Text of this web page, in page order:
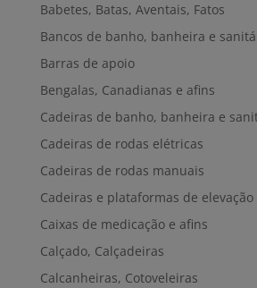
Babetes, Batas, Aventais, Fatos
Bancos de banho, banheira e
Barras de apoio
Bengalas, Canadianas e afins
Cadeiras de banho, banheira e
Cadeiras de rodas elétricas
Cadeiras de rodas manuais
Cadeiras e plataformas de elevação
Caixas de medicação e afins
Calçado, Calçadeiras
Calcanheiras, Cotoveleiras